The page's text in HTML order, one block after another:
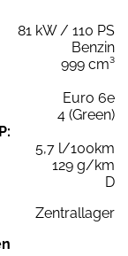
81 kW / 110 PS
Benzin
999 cm³
Euro 6e
4 (Green)
5,7 l/100km
129 g/km
D
Zentrallager